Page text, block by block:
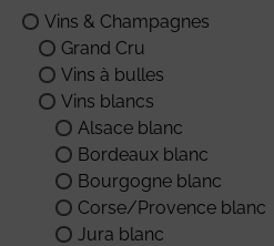
Vins & Champagnes
Grand Cru
Vins à bulles
Vins blancs
Alsace blanc
Bordeaux blanc
Bourgogne blanc
Corse/Provence blanc
Jura blanc